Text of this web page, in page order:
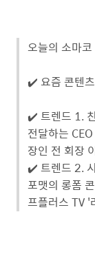
오늘의 소마
✔️ 요즘 콘텐
✔️ 트렌드 1.
전달하는
장인 전 회장
✔️ 트렌드 2.
포맷의 롱폼
프플러스 TV '